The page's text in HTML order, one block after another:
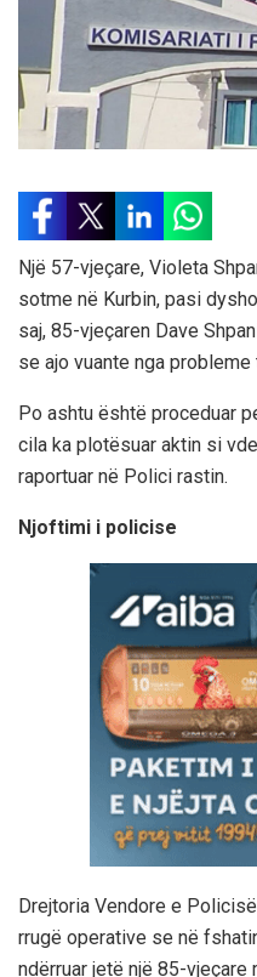
Një 57-vjeçare, Violeta
sotme në Kurbin, pasi
saj, 85-vjeçaren Dave
se ajo vuante nga
Po ashtu është proceduar
cila ka plotësuar aktin si
raportuar në Polici rastin.
Njoftimi i policise
Drejtoria Vendore e
rrugë operative se në
ndërruar jetë një 85-vjeçare